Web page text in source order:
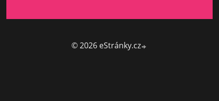
© 2026 eStránky.cz